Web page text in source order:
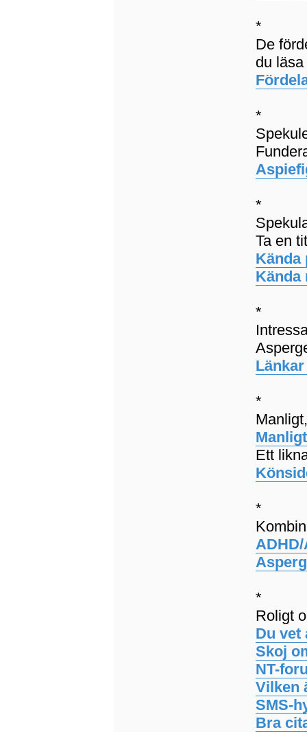
*
De
du
*
*
Ta en
Kända
Kända
*
*
Ett
*
*
Roligt
Du vet
Skoj
NT-
Vilken
SMS-
Bra